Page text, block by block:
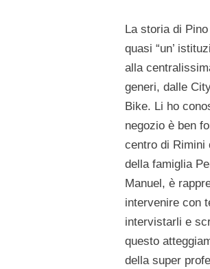
La storia di
quasi “un’
alla
generi, dalle
Bike. Li ho
negozio è ben
centro di
della famiglia
Manuel, è
intervenire con
intervistarli e
questo
della super